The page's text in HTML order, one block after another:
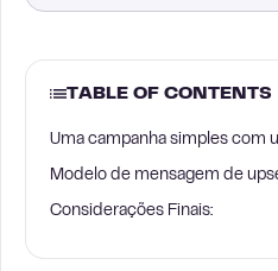
TABLE OF CONTENTS
Uma campanha simples com
Modelo de mensagem de
Considerações Finais: